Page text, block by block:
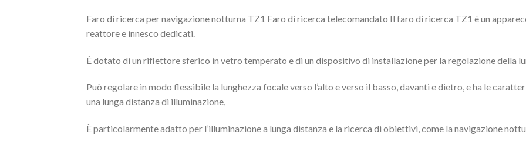
Faro di ricerca per navigazione notturna TZ1 Faro di ricerca telecomandato Il faro di ricerca TZ1 è un
reattore e innesco dedicati.
È dotato di un riflettore sferico in vetro temperato e di un dispositivo di installazione per la regolazione della
Può regolare in modo flessibile la lunghezza focale verso l’alto e verso il basso, davanti e dietro, e ha le
una lunga distanza di illuminazione,
È particolarmente adatto per l’illuminazione a lunga distanza e la ricerca di obiettivi, come la navigazione